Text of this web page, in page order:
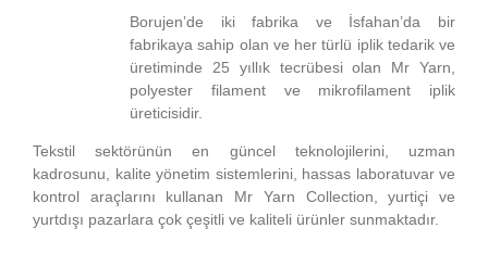
Borujen’de iki fabrika ve İsfahan’da bir
fabrikaya sahip olan ve her türlü iplik tedarik ve
üretiminde 25 yıllık tecrübesi olan Mr Yarn,
polyester filament ve mikrofilament iplik
üreticisidir.
Tekstil sektörünün en güncel teknolojilerini, uzman
kadrosunu, kalite yönetim sistemlerini, hassas laboratuvar ve
kontrol araçlarını kullanan Mr Yarn Collection, yurtiçi ve
yurtdışı pazarlara çok çeşitli ve kaliteli ürünler sunmaktadır.